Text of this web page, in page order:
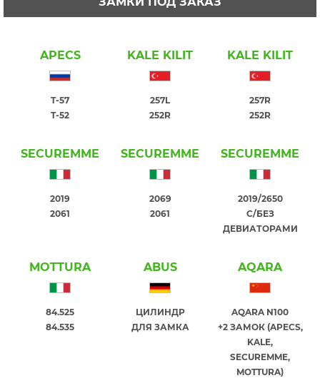
APECS
T-57
T-52
KALE KILIT
257L
252R
KALE KILIT
257R
252R
SECUREMME
2019
2061
SECUREMME
2069
2061
SECUREMME
2019/2650
С/БЕЗ
ДЕВИАТОРАМИ
MOTTURA
84.525
84.535
ABUS
ЦИЛИНДР
ДЛЯ ЗАМКА
AQARA
AQARA N100
+2 ЗАМОК (APECS,
KALE,
SECUREMME,
MOTTURA)